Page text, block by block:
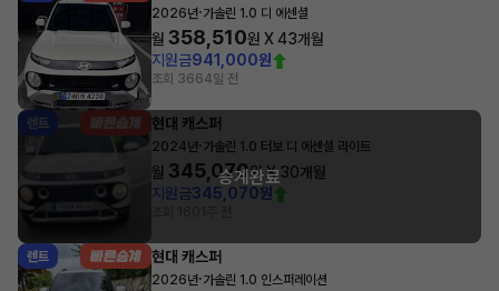
2026년·가솔린 1.0 디 에센셜
월 358,510원 X43개월
지원금941,000원
조회 3664일 전
렌트 현대 캐스퍼
2024년· 가솔린 1.0 터보 디 에센셜 라이트
월 345,070원 X30개월
지원금345,070원
승계완료
렌트 현대 캐스퍼
2026년·가솔린 1.0 인스퍼레이션